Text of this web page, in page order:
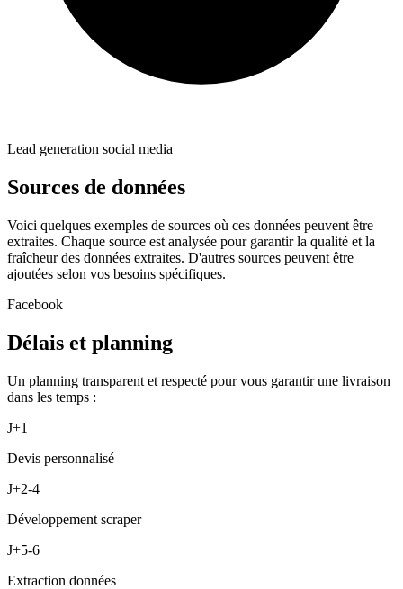
Lead generation social media
Sources de données
Voici quelques exemples de sources où ces données peuvent être
extraites. Chaque source est analysée pour garantir la qualité et la
fraîcheur des données extraites. D'autres sources peuvent être
ajoutées selon vos besoins spécifiques.
Facebook
Délais et planning
Un planning transparent et respecté pour vous garantir une livraison
dans les temps :
J+1
Devis personnalisé
J+2-4
Développement scraper
J+5-6
Extraction données